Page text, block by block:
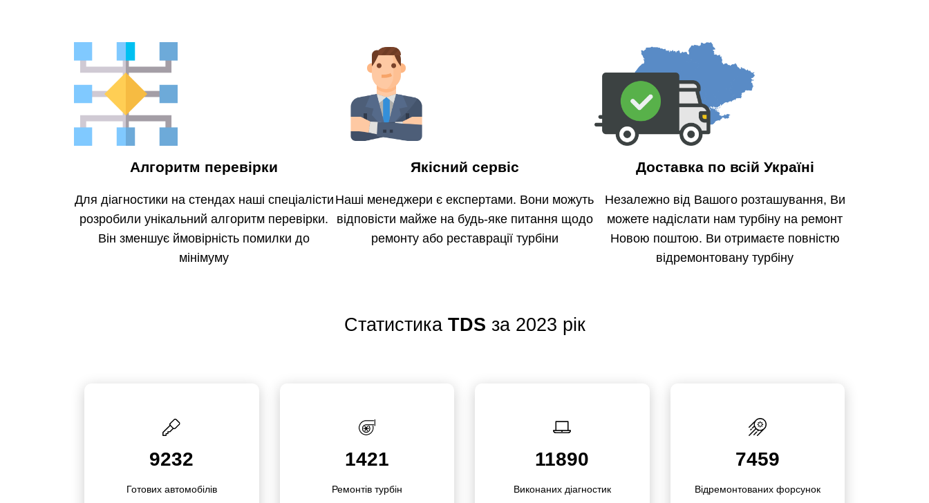
Алгоритм перевірки
Для діагностики на стендах наші спеціалісти
розробили унікальний алгоритм перевірки.
Він зменшує ймовірність помилки до
мінімуму
Якісний сервіс
Наші менеджери є експертами. Вони можуть
відповісти майже на будь-яке питання щодо
ремонту або реставрації турбіни
Доставка по всій Україні
Незалежно від Вашого розташування, Ви
можете надіслати нам турбіну на ремонт
Новою поштою. Ви отримаєте повністю
відремонтовану турбіну
Статистика TDS за 2023 рік
9232
Готових автомо­білів
1421
Ремонтів турбін
11890
Викона­них діагностик
7459
Відре­­мон­то­­ваних форсунок